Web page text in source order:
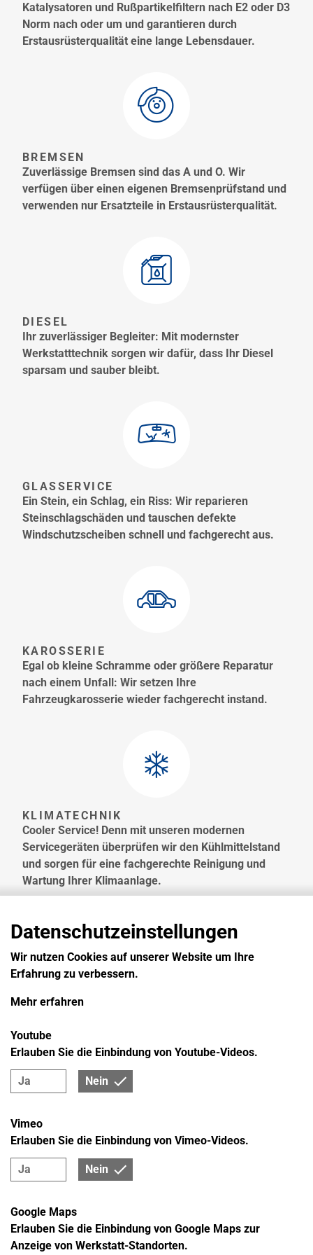
Katalysatoren und Rußpartikelfiltern nach E2 oder D3
Norm nach oder um und garantieren durch
Erstausrüsterqualität eine lange Lebensdauer.
BREMSEN
Zuverlässige Bremsen sind das A und O. Wir
verfügen über einen eigenen Bremsenprüfstand und
verwenden nur Ersatzteile in Erstausrüsterqualität.
DIESEL
Ihr zuverlässiger Begleiter: Mit modernster
Werkstatttechnik sorgen wir dafür, dass Ihr Diesel
sparsam und sauber bleibt.
GLASSERVICE
Ein Stein, ein Schlag, ein Riss: Wir reparieren
Steinschlagschäden und tauschen defekte
Windschutzscheiben schnell und fachgerecht aus.
KAROSSERIE
Egal ob kleine Schramme oder größere Reparatur
nach einem Unfall: Wir setzen Ihre
Fahrzeugkarosserie wieder fachgerecht instand.
KLIMATECHNIK
Cooler Service! Denn mit unseren modernen
Servicegeräten überprüfen wir den Kühlmittelstand
und sorgen für eine fachgerechte Reinigung und
Wartung Ihrer Klimaanlage.
LICHT
Begeisterung sondern auch für die korrekte
Einstellung Ihrer Scheinwerfer und überprüfen die
ordnungsgemäße Funktion Ihrer kompletten
Beleuchtungsanlage.
Stoßdämpfer gehören zu den besonders
beanspruchten Fahrzeugteilen. Mit unserer
Stoßdämpferprüfung gehen Sie auf Nummer sicher,
Datenschutzeinstellungen
Wir nutzen Cookies auf unserer Website um Ihre
Erfahrung zu verbessern.
Mehr erfahren
Ja Nein
Youtube
Erlauben Sie die Einbindung von Youtube-Videos.
Ja Nein
Vimeo
Erlauben Sie die Einbindung von Vimeo-Videos.
Google Maps
Erlauben Sie die Einbindung von Google Maps zur
Anzeige von Werkstatt-Standorten.